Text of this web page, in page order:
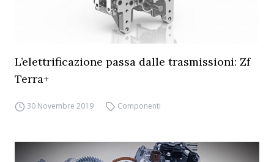
L’elettrificazione passa dalle trasmissioni: Zf
Terra+
30 Novembre 2019 Componenti